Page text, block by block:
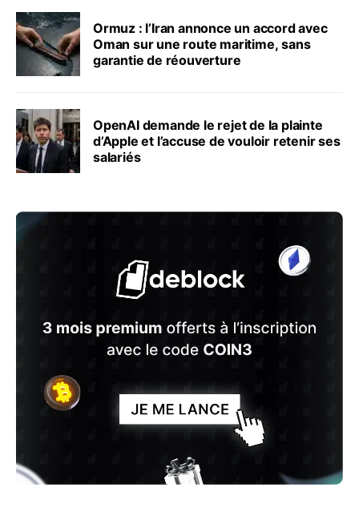
Ormuz : l’Iran annonce un accord avec
Oman sur une route maritime, sans
garantie de réouverture
OpenAI demande le rejet de la plainte
d’Apple et l’accuse de vouloir retenir ses
salariés